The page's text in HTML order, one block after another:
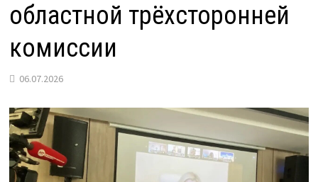
областной трёхсторонней
комиссии
06.07.2026